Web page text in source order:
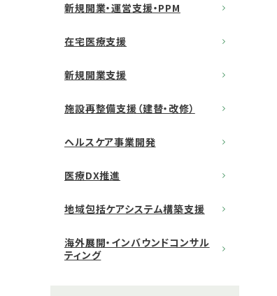
新規開業・運営支援・PPM
在宅医療支援
新規開業支援
施設再整備支援（建替・改修）
ヘルスケア事業開発
医療DX推進
地域包括ケアシステム構築支援
海外展開・インバウンドコンサル
ティング